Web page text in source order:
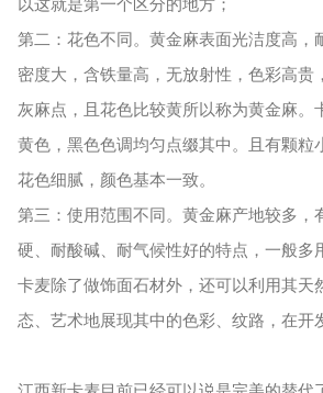
第二：花色不同。黄金麻表面光洁度高，
密度大，含铁量高，无放射性，色彩高贵
灰麻点，且花色比较黄所以称为黄金麻。
黄色，黑色色调均匀点缀其中。且有颗粒
花色细腻，颜色基本一致。
第三：使用范围不同。黄金麻产地较多，
硬、耐酸碱、耐气候性好的特点，一般多
卡麦除了做饰面石材外，还可以利用其天
态、艺术地展现其中的色彩、纹路，在开